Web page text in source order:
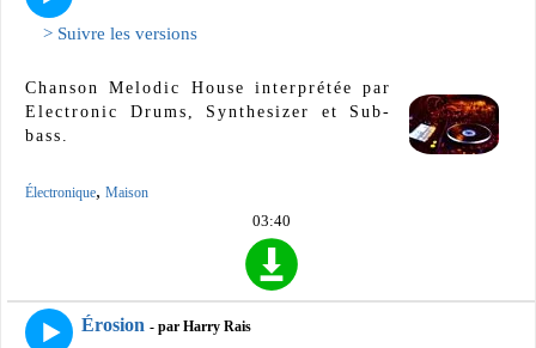
> Suivre les versions
Chanson Melodic House interprétée par
Electronic Drums, Synthesizer et Sub-
bass.
Électronique, Maison
03:40
Érosion - par Harry Rais